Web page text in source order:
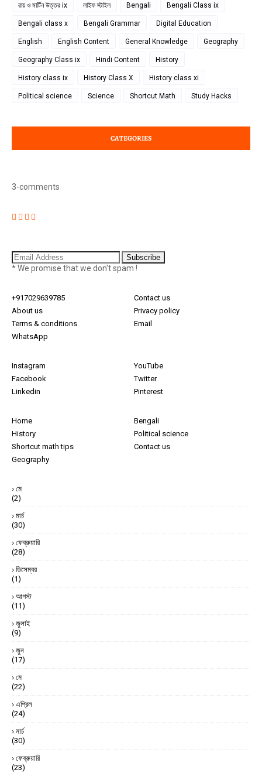
রায় ও মার্টিন উত্তর ix লাইফ স্টাইল Bengali Bengali Class ix
Bengali class x Bengali Grammar Digital Education
English English Content General Knowledge Geography
Geography Class ix Hindi Content History
History class ix History Class X History class xi
Political science Science Shortcut Math Study Hacks
CATEGORIES
3-comments
* We promise that we don't spam !
+917029639785
Contact us
About us
Privacy policy
Terms & conditions
Email
WhatsApp
Instagram
YouTube
Facebook
Twitter
Linkedin
Pinterest
Home
Bengali
History
Political science
Shortcut math tips
Contact us
Geography
মে
(2)
মার্চ
(30)
ফেব্রুয়ারি
(28)
ডিসেম্বর
(1)
আগস্ট
(11)
জুলাই
(9)
জুন
(17)
মে
(22)
এপ্রিল
(24)
মার্চ
(30)
ফেব্রুয়ারি
(23)